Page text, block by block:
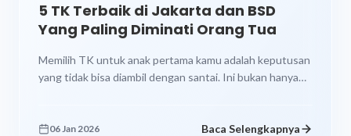
5 TK Terbaik di Jakarta dan BSD
Yang Paling Diminati Orang Tua
Memilih TK untuk anak pertama kamu adalah keputusan
yang tidak bisa diambil dengan santai. Ini bukan hanya
06 Jan 2026 Baca Selengkapnya